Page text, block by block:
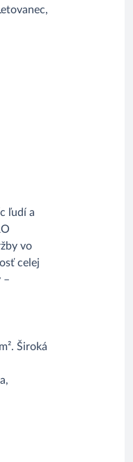
ľudí a
vo
celej
–
Široká